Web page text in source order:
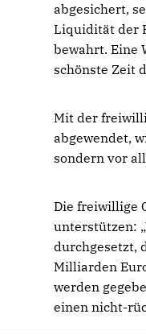
abgesichert,
Liquidität der
bewahrt. Eine
schönste Zeit
Mit der
abgewendet,
sondern vor
Die freiwillige
unterstützen:
durchgesetzt,
Milliarden
werden
einen nicht-